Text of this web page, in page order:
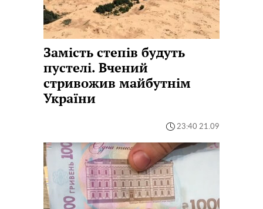
Замість степів будуть
пустелі. Вчений
стривожив майбутнім
України
23:40 21.09